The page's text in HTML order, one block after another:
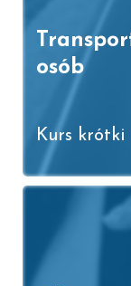
osób
Kurs krótki